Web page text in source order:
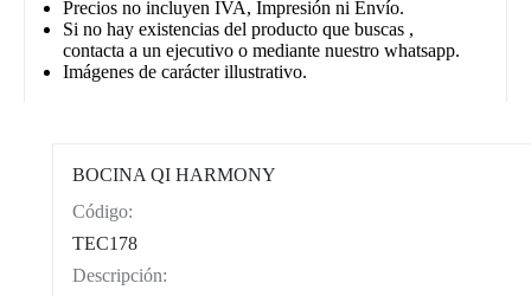
Precios no incluyen IVA, Impresión ni Envío.
Si no hay existencias del producto que buscas ,
contacta a un ejecutivo o mediante nuestro whatsapp.
Imágenes de carácter illustrativo.
BOCINA QI HARMONY
Código:
TEC178
Descripción: